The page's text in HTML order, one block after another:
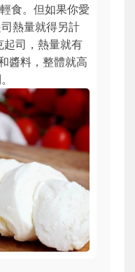
食。但如果你愛
熱量就得另計
司，熱量就有
醬料，整體就高